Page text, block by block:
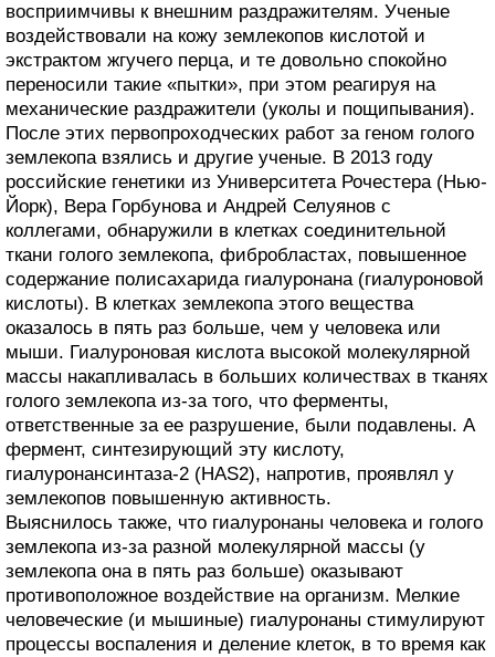
восприимчивы к внешним раздражителям. Ученые
воздействовали на кожу землекопов кислотой и
экстрактом жгучего перца, и те довольно спокойно
переносили такие «пытки», при этом реагируя на
механические раздражители (уколы и пощипывания).
После этих первопроходческих работ за геном голого
землекопа взялись и другие ученые. В 2013 году
российские генетики из Университета Рочестера (Нью-
Йорк), Вера Горбунова и Андрей Селуянов с
коллегами, обнаружили в клетках соединительной
ткани голого землекопа, фибробластах, повышенное
содержание полисахарида гиалуронана (гиалуроновой
кислоты). В клетках землекопа этого вещества
оказалось в пять раз больше, чем у человека или
мыши. Гиалуроновая кислота высокой молекулярной
массы накапливалась в больших количествах в тканях
голого землекопа из-за того, что ферменты,
ответственные за ее разрушение, были подавлены. А
фермент, синтезирующий эту кислоту,
гиалуронансинтаза-2 (HAS2), напротив, проявлял у
землекопов повышенную активность.
Выяснилось также, что гиалуронаны человека и голого
землекопа из-за разной молекулярной массы (у
землекопа она в пять раз больше) оказывают
противоположное воздействие на организм. Мелкие
человеческие (и мышиные) гиалуронаны стимулируют
процессы воспаления и деление клеток, в то время как